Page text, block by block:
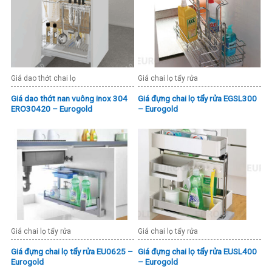
Giá dao thớt chai lọ
Giá dao thớt nan vuông inox 304
ERO30420 – Eurogold
Giá chai lọ tẩy rửa
Giá đựng chai lọ tẩy rửa EGSL300
– Eurogold
Giá chai lọ tẩy rửa
Giá đựng chai lọ tẩy rửa EU0625 –
Eurogold
Giá chai lọ tẩy rửa
Giá đựng chai lọ tẩy rửa EUSL400
– Eurogold